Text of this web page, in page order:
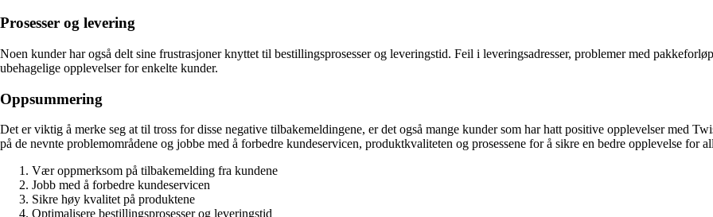
Prosesser og levering
Noen kunder har også delt sine frustrasjoner knyttet til bestillingsprosesser og leveringstid. Feil i leveringsadresser, problemer med
ubehagelige opplevelser for enkelte kunder.
Oppsummering
Det er viktig å merke seg at til tross for disse negative tilbakemeldingene, er det også mange kunder som har hatt positive opplevelser med
på de nevnte problemområdene og jobbe med å forbedre kundeservicen, produktkvaliteten og prosessene for å sikre en bedre opplevelse for
Vær oppmerksom på tilbakemelding fra kundene
Jobb med å forbedre kundeservicen
Sikre høy kvalitet på produktene
Optimalisere bestillingsprosesser og leveringstid